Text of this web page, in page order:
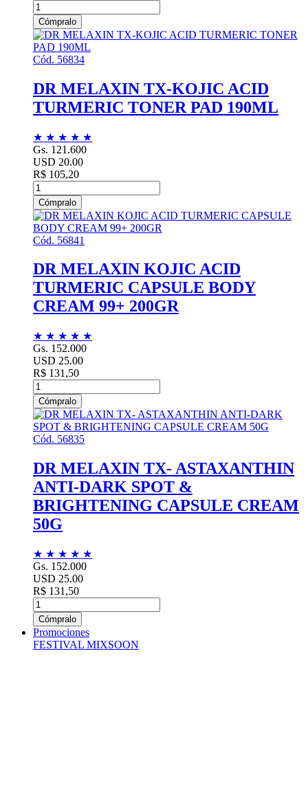
Cómpralo
Cód. 56834
DR MELAXIN TX-KOJIC ACID
TURMERIC TONER PAD 190ML
★ ★ ★ ★ ★
Gs. 121.600
USD 20.00
R$ 105,20
Cómpralo
Cód. 56841
DR MELAXIN KOJIC ACID
TURMERIC CAPSULE BODY
CREAM 99+ 200GR
★ ★ ★ ★ ★
Gs. 152.000
USD 25.00
R$ 131,50
Cómpralo
Cód. 56835
DR MELAXIN TX- ASTAXANTHIN
ANTI-DARK SPOT &
BRIGHTENING CAPSULE CREAM
50G
★ ★ ★ ★ ★
Gs. 152.000
USD 25.00
R$ 131,50
Cómpralo
Promociones
FESTIVAL MIXSOON